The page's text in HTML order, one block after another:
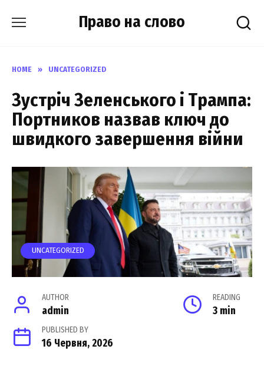
Право на слово
HOME » UNCATEGORIZED
Зустріч Зеленського і Трампа:
Портников назвав ключ до
швидкого завершення війни
UNCATEGORIZED
AUTHOR
admin
READING
3 min
PUBLISHED BY
16 Червня, 2026